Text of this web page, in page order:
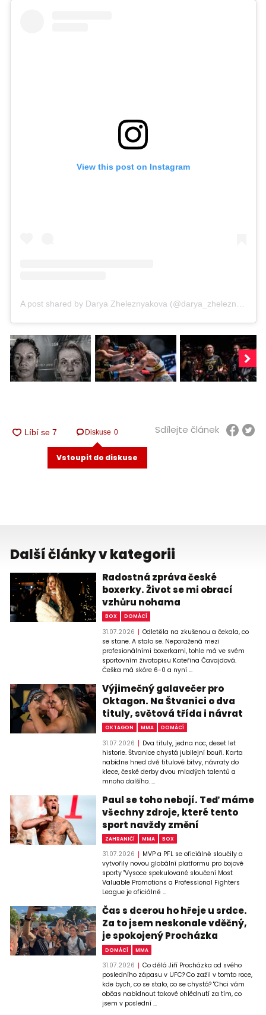
View this post on Instagram
Diskuse 0
Vstoupit do diskuse
Sdílejte článek
Další články v kategorii
Radostná zpráva české
boxerky. Život se mi obrací
vzhůru nohama
BOX DOMÁCÍ
31.07.2026
Odletěla na zkušenou a čekala, co
se stane. A stalo se. Neporažená mezi
profesionálními boxerkami, tohle má ve svém
sportovním životopisu Kateřina Čavajdová.
Češka má skóre 6-0 a nyní ...
Výjimečný galavečer pro
Oktagon. Na Štvanici o dva
tituly, světová třída i návrat
OKTAGON MMA DOMÁCÍ
31.07.2026
Dva tituly, jedna noc, deset let
historie. Štvanice chystá jubilejní bouři. Karta
nabídne hned dvě titulové bitvy, návraty do
klece, české derby dvou mladých talentů a
mnoho dalšího. ...
Paul se toho nebojí. Teď máme
všechny zdroje, které tento
sport navždy změní
ZAHRANIČÍ MMA BOX
31.07.2026
MVP a PFL se oficiálně sloučily a
vytvořily novou globální platformu pro bojové
sporty "Vysoce spekulované sloučení Most
Valuable Promotions a Professional Fighters
League je oficiálně ...
Čas s dcerou ho hřeje u srdce.
Za to jsem neskonale vděčný,
je spokojený Procházka
DOMÁCÍ MMA
31.07.2026
Co dělá Jiří Procházka od svého
posledního zápasu v UFC? Co zažil v tomto roce,
kde bych, co se stalo, co se chystá? "Chci vám
občas nabídnout takové ohlédnutí za tím, co
jsem v poslední ...